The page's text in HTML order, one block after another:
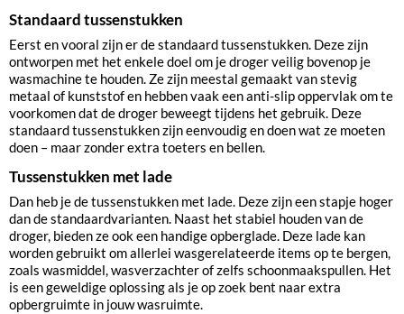
Standaard tussenstukken
Eerst en vooral zijn er de standaard tussenstukken. Deze zijn
ontworpen met het enkele doel om je droger veilig bovenop je
wasmachine te houden. Ze zijn meestal gemaakt van stevig
metaal of kunststof en hebben vaak een anti-slip oppervlak om te
voorkomen dat de droger beweegt tijdens het gebruik. Deze
standaard tussenstukken zijn eenvoudig en doen wat ze moeten
doen – maar zonder extra toeters en bellen.
Tussenstukken met lade
Dan heb je de tussenstukken met lade. Deze zijn een stapje hoger
dan de standaardvarianten. Naast het stabiel houden van de
droger, bieden ze ook een handige opberglade. Deze lade kan
worden gebruikt om allerlei wasgerelateerde items op te bergen,
zoals wasmiddel, wasverzachter of zelfs schoonmaakspullen. Het
is een geweldige oplossing als je op zoek bent naar extra
opbergruimte in jouw wasruimte.